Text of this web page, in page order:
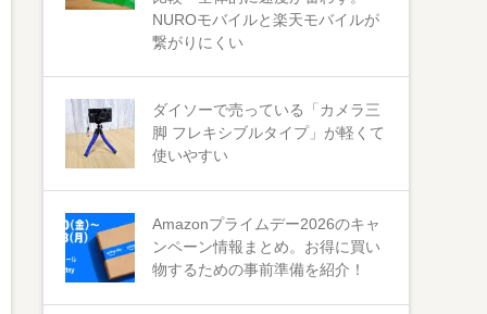
NUROモバイルと楽天モバイルが
繋がりにくい
ダイソーで売っている「カメラ三
脚 フレキシブルタイプ」が軽くて
使いやすい
Amazonプライムデー2026のキャ
ンペーン情報まとめ。お得に買い
物するための事前準備を紹介！